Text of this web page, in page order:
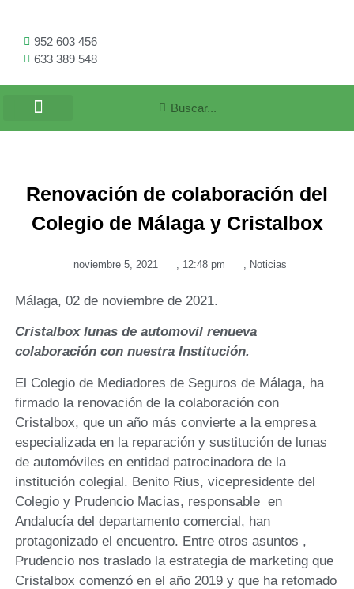
952 603 456
633 389 548
Renovación de colaboración del
Colegio de Málaga y Cristalbox
noviembre 5, 2021 12:48 pm Noticias
Málaga, 02 de noviembre de 2021.
Cristalbox lunas de automovil renueva
colaboración con nuestra Institución.
El Colegio de Mediadores de Seguros de Málaga, ha
firmado la renovación de la colaboración con
Cristalbox, que un año más convierte a la empresa
especializada en la reparación y sustitución de lunas
de automóviles en entidad patrocinadora de la
institución colegial. Benito Rius, vicepresidente del
Colegio y Prudencio Macias, responsable en
Andalucía del departamento comercial, han
protagonizado el encuentro. Entre otros asuntos ,
Prudencio nos traslado la estrategia de marketing que
Cristalbox comenzó en el año 2019 y que ha retomado